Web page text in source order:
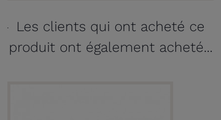
Les clients qui ont acheté ce
produit ont également acheté...